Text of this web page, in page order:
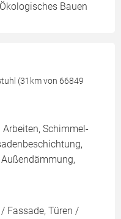
Bauen
(31km von 66849
Arbeiten, Schimmel-
Fassade, Türen /